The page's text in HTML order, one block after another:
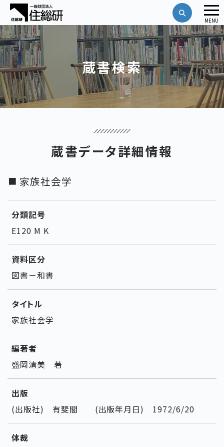
蔵書検索
蔵書データ詳細情報
家族社会学
分類記号
E120 M K
資料区分
図書－和書
タイトル
家族社会学
編著者
盛岡清美 著
出版
(出版社) 有斐閣 (出版年月日) 1972/6/20
体裁
メ
ニ
ュ
ー
MENU